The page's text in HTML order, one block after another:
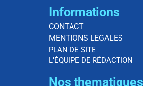
Informations
CONTACT
MENTIONS LÉGALES
PLAN DE SITE
L’ÉQUIPE DE RÉDACTION
Nos thematiques